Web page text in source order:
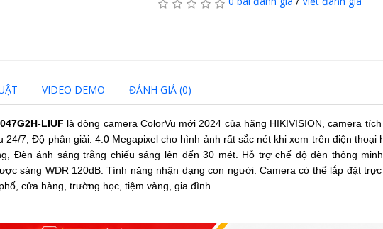
VIDEO DEMO ĐÁNH GIÁ (0)
LIUF là dòng camera ColorVu mới 2024 của hãng HIKIVISION , camera
24/7, Độ phân giải: 4.0 Megapixel cho hình ảnh rất sắc nét khi xem trên điện thoại
Đèn ánh sáng trắng chiếu sáng lên đến 30 mét. Hỗ trợ chế độ đèn thông
sáng WDR 120dB.Tính năng nhận dạng con người. Camera có thể lắp đặt
cửa hàng, trường học, tiệm vàng, gia đình...